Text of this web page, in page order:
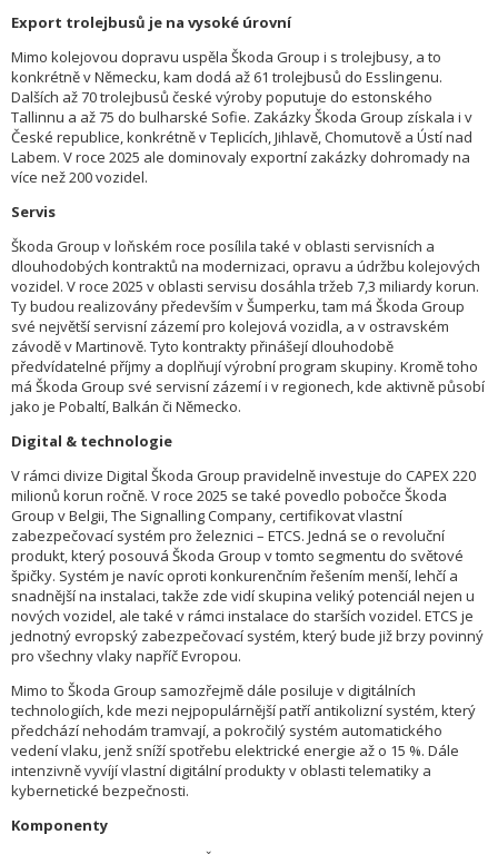
Export trolejbusů je na vysoké úrovní
Mimo kolejovou dopravu uspěla Škoda Group i s trolejbusy, a to
konkrétně v Německu, kam dodá až 61 trolejbusů do Esslingenu.
Dalších až 70 trolejbusů české výroby poputuje do estonského
Tallinnu a až 75 do bulharské Sofie. Zakázky Škoda Group získala i v
České republice, konkrétně v Teplicích, Jihlavě, Chomutově a Ústí nad
Labem. V roce 2025 ale dominovaly exportní zakázky dohromady na
více než 200 vozidel.
Servis
Škoda Group v loňském roce posílila také v oblasti servisních a
dlouhodobých kontraktů na modernizaci, opravu a údržbu kolejových
vozidel. V roce 2025 v oblasti servisu dosáhla tržeb 7,3 miliardy korun.
Ty budou realizovány především v Šumperku, tam má Škoda Group
své největší servisní zázemí pro kolejová vozidla, a v ostravském
závodě v Martinově. Tyto kontrakty přinášejí dlouhodobě
předvídatelné příjmy a doplňují výrobní program skupiny. Kromě toho
má Škoda Group své servisní zázemí i v regionech, kde aktivně působí
jako je Pobaltí, Balkán či Německo.
Digital & technologie
V rámci divize Digital Škoda Group pravidelně investuje do CAPEX 220
milionů korun ročně. V roce 2025 se také povedlo pobočce Škoda
Group v Belgii, The Signalling Company, certifikovat vlastní
zabezpečovací systém pro železnici – ETCS. Jedná se o revoluční
produkt, který posouvá Škoda Group v tomto segmentu do světové
špičky. Systém je navíc oproti konkurenčním řešením menší, lehčí a
snadnější na instalaci, takže zde vidí skupina veliký potenciál nejen u
nových vozidel, ale také v rámci instalace do starších vozidel. ETCS je
jednotný evropský zabezpečovací systém, který bude již brzy povinný
pro všechny vlaky napříč Evropou.
Mimo to Škoda Group samozřejmě dále posiluje v digitálních
technologiích, kde mezi nejpopulárnější patří antikolizní systém, který
předchází nehodám tramvají, a pokročilý systém automatického
vedení vlaku, jenž sníží spotřebu elektrické energie až o 15 %. Dále
intenzivně vyvíjí vlastní digitální produkty v oblasti telematiky a
kybernetické bezpečnosti.
Komponenty